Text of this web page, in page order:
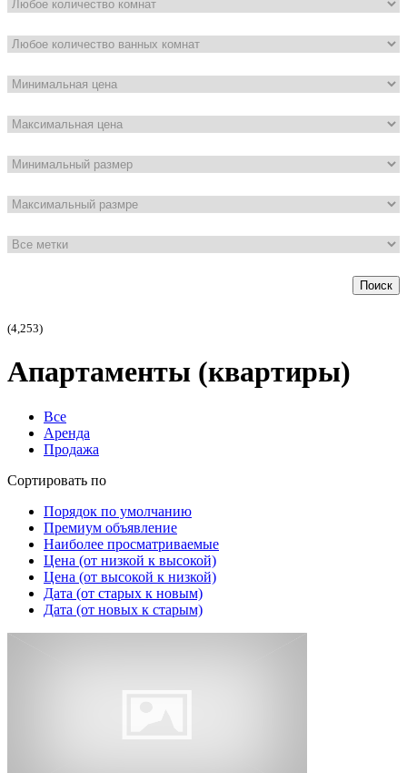
Поиск
(4,253)
Апартаменты (квартиры)
Все
Аренда
Продажа
Сортировать по
Порядок по умолчанию
Премиум объявление
Наиболее просматриваемые
Цена (от низкой к высокой)
Цена (от высокой к низкой)
Дата (от старых к новым)
Дата (от новых к старым)